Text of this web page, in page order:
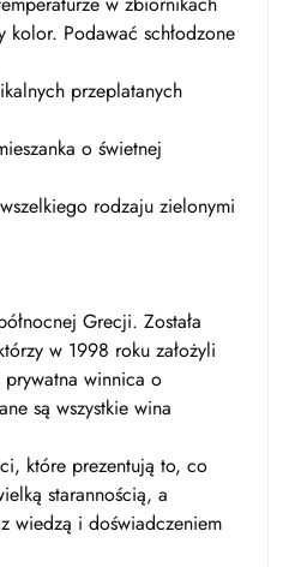
kolor. Podawać schłodzone
przeplatanych
o świetnej
rodzaju zielonymi
Grecji. Została
w 1998 roku założyli
winnica o
są wszystkie wina
które prezentują to, co
starannością, a
wiedzą i doświadczeniem